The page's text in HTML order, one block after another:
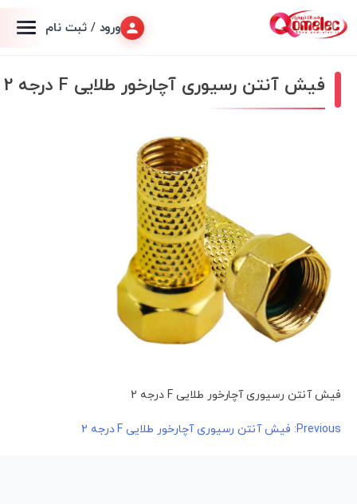
ورود / ثبت نام
فیش آنتن رسیوری آچارخور طلایی F درجه 2
فیش آنتن رسیوری آچارخور طلایی F درجه 2
راهبری
Previous: فیش آنتن رسیوری آچارخور طلایی F درجه 2